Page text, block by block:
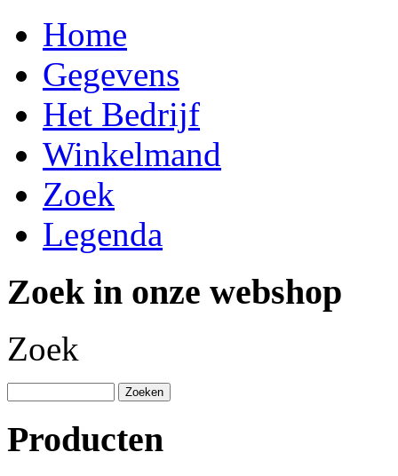
Home
Gegevens
Het Bedrijf
Winkelmand
Zoek
Legenda
Zoek in onze webshop
Zoek
Producten